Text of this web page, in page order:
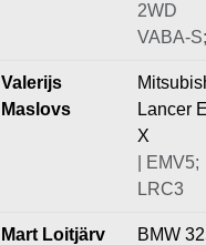
2WD
VABA-
Valerijs
Maslovs
Lancer
X
| EMV5;
LRC3
Mart Loitjärv
BMW